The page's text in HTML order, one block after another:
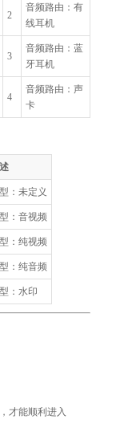
2
音频路由：有
线耳机
3
音频路由：蓝
牙耳机
4
音频路由：声
卡
：未定义
：音视频
：纯视频
：纯音频
：水印
才能顺利进入